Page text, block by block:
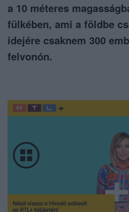
a 10 méteres
fülkében, ami a földbe
idejére csaknem 300
felvonón.